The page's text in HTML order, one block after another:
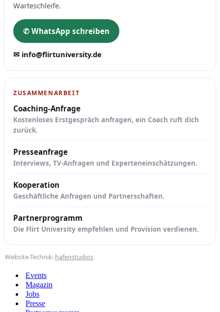
Warteschleife.
✆ WhatsApp schreiben
✉ info@flirtuniversity.de
ZUSAMMENARBEIT
Coaching-Anfrage
Kostenloses Erstgespräch anfragen, ein Coach ruft dich
zurück.
Presseanfrage
Interviews, TV-Anfragen und Experteneinschätzungen.
Kooperation
Geschäftliche Anfragen und Partnerschaften.
Partnerprogramm
Die Flirt University empfehlen und Provision verdienen.
Website-Technik: hafenstudios
Events
Magazin
Jobs
Presse